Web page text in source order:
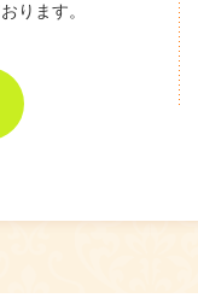
ります。